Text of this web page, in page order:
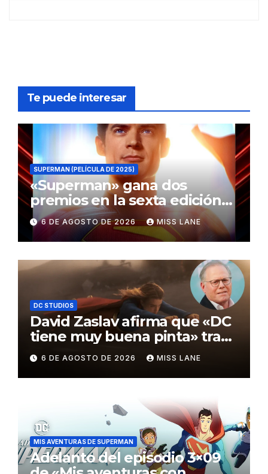
Te puede interesar
SUPERMAN (PELÍCULA DE 2025)
«Superman» gana dos
premios en la sexta edición
de los Critics Choice Super
Awards
6 DE AGOSTO DE 2026 MISS LANE
DC STUDIOS
David Zaslav afirma que «DC
tiene muy buena pinta» tras
el fracaso de «Supergirl»
6 DE AGOSTO DE 2026 MISS LANE
MIS AVENTURAS DE SUPERMAN
Adelanto del episodio 3×09